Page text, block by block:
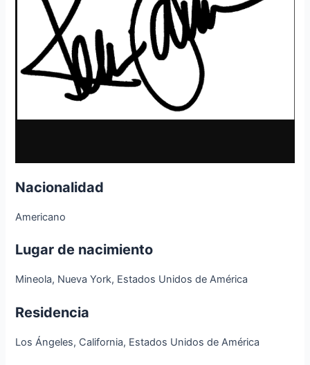
Nacionalidad
Americano
Lugar de nacimiento
Mineola, Nueva York, Estados Unidos de América
Residencia
Los Ángeles, California, Estados Unidos de América